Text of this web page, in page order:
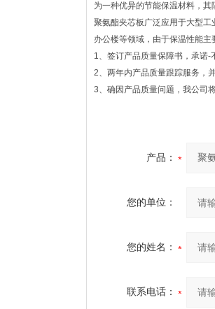
为一种优异的节能保温材料，
聚氨酯夹芯板广泛应用于大型
办公楼等领域，由于保温性能
1、签订产品质量保障书，承诺-
2、两年内产品质量跟踪服务，
3、确因产品质量问题，我公司
产品：
您的单位：
您的姓名：
联系电话：